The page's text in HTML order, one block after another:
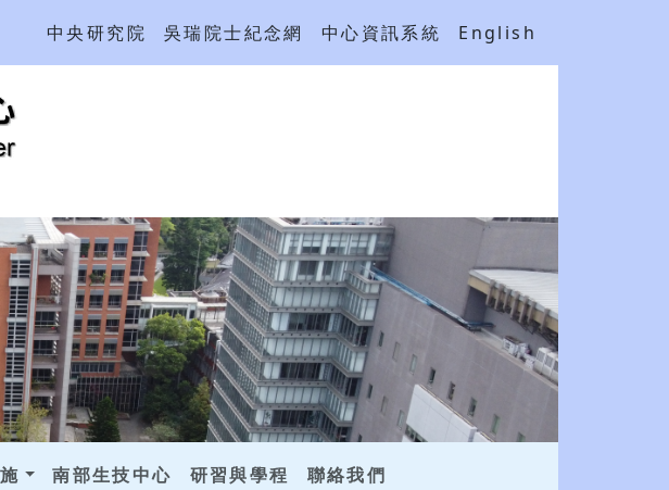
中央研究院 吳瑞院士紀念網 中心資訊系統 English
南部生技中心 研習與學程 聯絡我們